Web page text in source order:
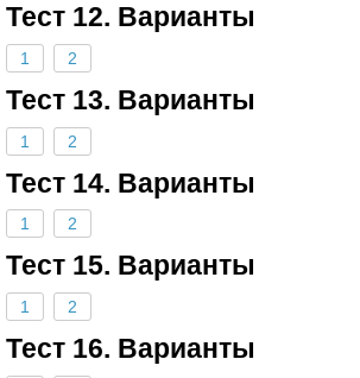
Тест 12. Варианты
1 2
Тест 13. Варианты
1 2
Тест 14. Варианты
1 2
Тест 15. Варианты
1 2
Тест 16. Варианты